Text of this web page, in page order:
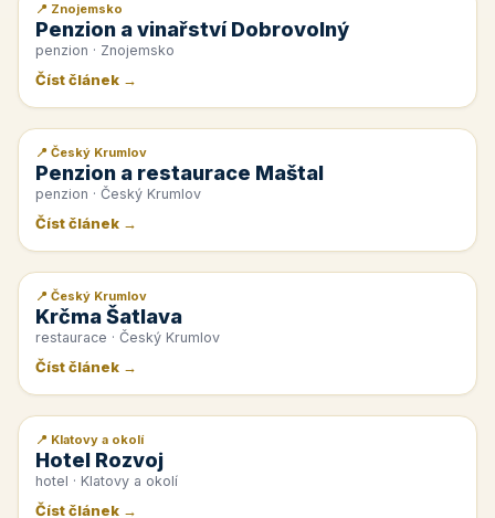
📰 PR článek
📍 Znojemsko
Penzion a vinařství Dobrovolný
penzion · Znojemsko
Číst článek →
📰 PR článek
📍 Český Krumlov
Penzion a restaurace Maštal
penzion · Český Krumlov
Číst článek →
📰 PR článek
📍 Český Krumlov
Krčma Šatlava
restaurace · Český Krumlov
Číst článek →
📰 PR článek
📍 Klatovy a okolí
Hotel Rozvoj
hotel · Klatovy a okolí
Číst článek →